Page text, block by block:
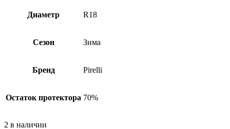
Диаметр R18
Сезон Зима
Бренд Pirelli
Остаток протектора 70%
2 в наличии